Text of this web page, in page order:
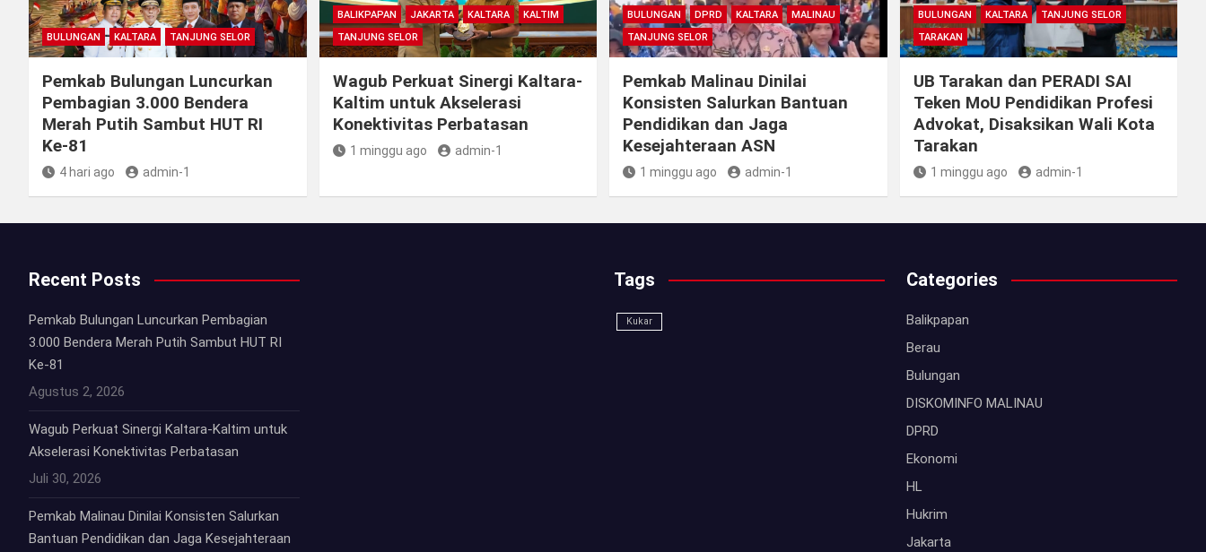
BULUNGAN KALTARA TANJUNG SELOR
Pemkab Bulungan Luncurkan
Pembagian 3.000 Bendera
Merah Putih Sambut HUT RI
Ke-81
4 hari ago admin-1
BALIKPAPAN JAKARTA KALTARA
KALTIM
TANJUNG SELOR
Wagub Perkuat Sinergi Kaltara-
Kaltim untuk Akselerasi
Konektivitas Perbatasan
1 minggu ago admin-1
BULUNGAN DPRD KALTARA
MALINAU
TANJUNG SELOR
Pemkab Malinau Dinilai
Konsisten Salurkan Bantuan
Pendidikan dan Jaga
Kesejahteraan ASN
1 minggu ago admin-1
BULUNGAN KALTARA
TANJUNG SELOR
TARAKAN
UB Tarakan dan PERADI SAI
Teken MoU Pendidikan Profesi
Advokat, Disaksikan Wali Kota
Tarakan
1 minggu ago admin-1
Recent Posts
Pemkab Bulungan Luncurkan Pembagian
3.000 Bendera Merah Putih Sambut HUT RI
Ke-81
Agustus 2, 2026
Wagub Perkuat Sinergi Kaltara-Kaltim untuk
Akselerasi Konektivitas Perbatasan
Juli 30, 2026
Pemkab Malinau Dinilai Konsisten Salurkan
Bantuan Pendidikan dan Jaga Kesejahteraan
Tags
Kukar
Categories
Balikpapan
Berau
Bulungan
DISKOMINFO MALINAU
DPRD
Ekonomi
HL
Hukrim
Jakarta